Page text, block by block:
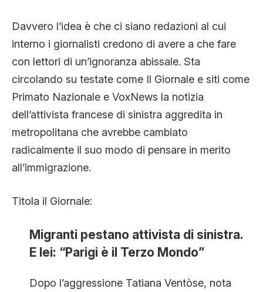
CLIMA ED ENERGIA
CONTATTI
CHI SIAMO
Davvero l’idea è che ci siano redazioni al cui
interno i giornalisti credono di avere a che fare
con lettori di un’ignoranza abissale. Sta
circolando su testate come Il Giornale e siti come
Primato Nazionale e VoxNews la notizia
dell’attivista francese di sinistra aggredita in
metropolitana che avrebbe cambiato
radicalmente il suo modo di pensare in merito
all’immigrazione.
Titola il Giornale:
Migranti pestano attivista di sinistra.
E lei: “Parigi è il Terzo Mondo”
Dopo l’aggressione Tatiana Ventòse, nota